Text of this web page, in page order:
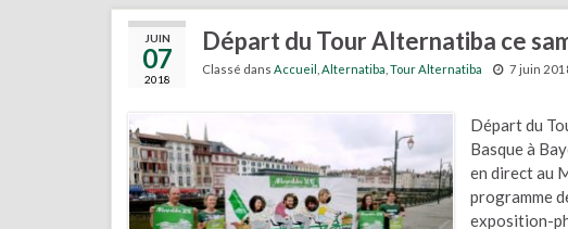
JUIN
07
2018
Départ du Tour Alternatiba ce
Classé dans Accueil Alternatiba Tour Alternatiba 7 juin
Départ du
Basque à
en direct au
programme
exposition-